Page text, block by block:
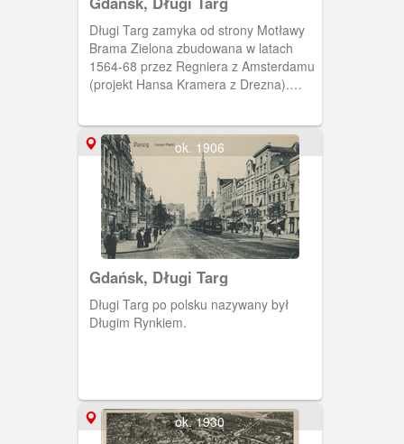
Długi Targ zamyka od strony Motławy
Brama Zielona zbudowana w latach
1564-68 przez Regniera z Amsterdamu
(projekt Hansa Kramera z Drezna).
Kogi (1378 r.) ok. 1906
Gdańsk, Długi Targ
Długi Targ po polsku nazywany był
Długim Rynkiem.
ok. 1930